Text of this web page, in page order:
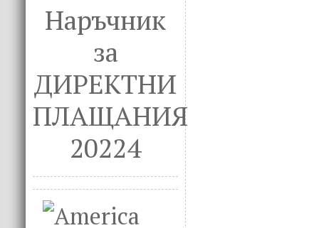
Наръчник
за
ДИРЕКТНИ
ПЛАЩАНИЯ
20224